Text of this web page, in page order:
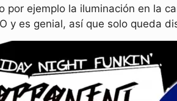
ejemplo la iluminación en la
y es genial, así que solo queda